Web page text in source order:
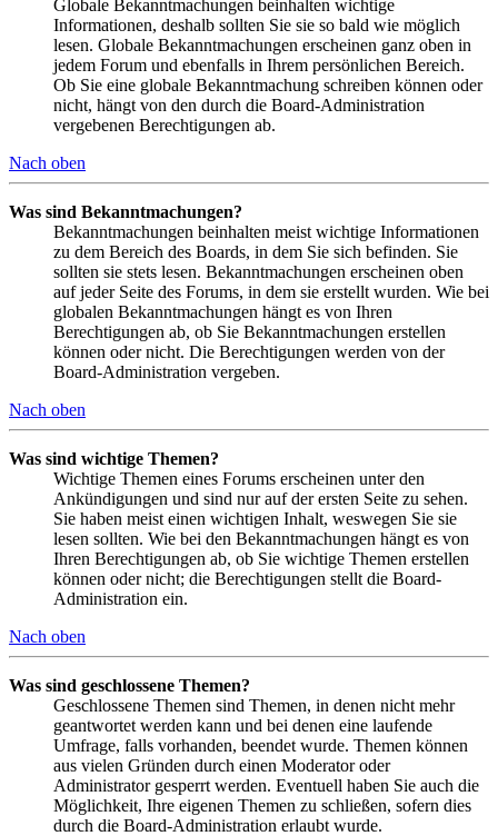
Globale Bekanntmachungen beinhalten wichtige
Informationen, deshalb sollten Sie sie so bald wie möglich
lesen. Globale Bekanntmachungen erscheinen ganz oben in
jedem Forum und ebenfalls in Ihrem persönlichen Bereich.
Ob Sie eine globale Bekanntmachung schreiben können oder
nicht, hängt von den durch die Board-Administration
vergebenen Berechtigungen ab.
Nach oben
Was sind Bekanntmachungen?
Bekanntmachungen beinhalten meist wichtige Informationen
zu dem Bereich des Boards, in dem Sie sich befinden. Sie
sollten sie stets lesen. Bekanntmachungen erscheinen oben
auf jeder Seite des Forums, in dem sie erstellt wurden. Wie bei
globalen Bekanntmachungen hängt es von Ihren
Berechtigungen ab, ob Sie Bekanntmachungen erstellen
können oder nicht. Die Berechtigungen werden von der
Board-Administration vergeben.
Nach oben
Was sind wichtige Themen?
Wichtige Themen eines Forums erscheinen unter den
Ankündigungen und sind nur auf der ersten Seite zu sehen.
Sie haben meist einen wichtigen Inhalt, weswegen Sie sie
lesen sollten. Wie bei den Bekanntmachungen hängt es von
Ihren Berechtigungen ab, ob Sie wichtige Themen erstellen
können oder nicht; die Berechtigungen stellt die Board-
Administration ein.
Nach oben
Was sind geschlossene Themen?
Geschlossene Themen sind Themen, in denen nicht mehr
geantwortet werden kann und bei denen eine laufende
Umfrage, falls vorhanden, beendet wurde. Themen können
aus vielen Gründen durch einen Moderator oder
Administrator gesperrt werden. Eventuell haben Sie auch die
Möglichkeit, Ihre eigenen Themen zu schließen, sofern dies
durch die Board-Administration erlaubt wurde.